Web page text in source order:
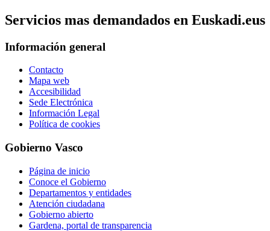
Servicios mas demandados en Euskadi.eus
Información general
Contacto
Mapa web
Accesibilidad
Sede Electrónica
Información Legal
Política de cookies
Gobierno Vasco
Página de inicio
Conoce el Gobierno
Departamentos y entidades
Atención ciudadana
Gobierno abierto
Gardena, portal de transparencia